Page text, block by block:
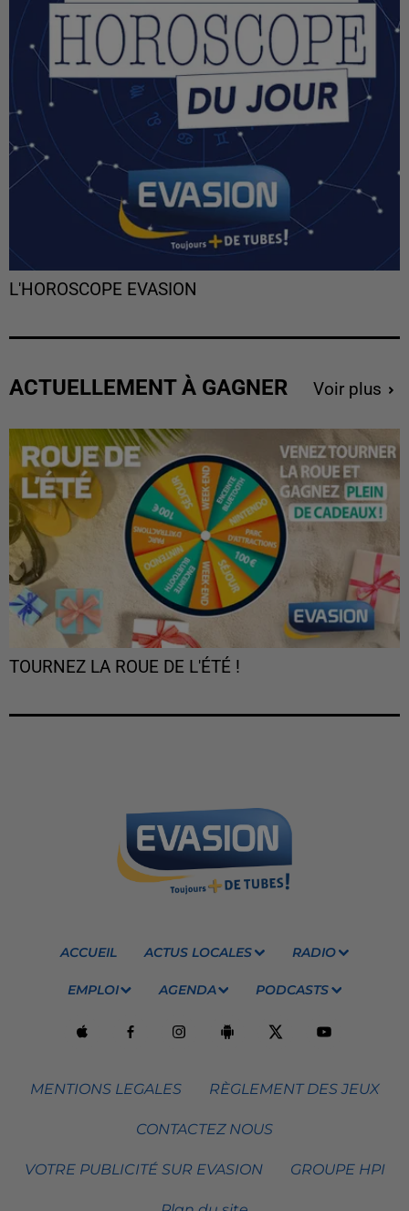
L'HOROSCOPE EVASION
ACTUELLEMENT À GAGNER Voir plus
TOURNEZ LA ROUE DE L'ÉTÉ !
ACCUEIL ACTUS LOCALES RADIO
EMPLOI AGENDA PODCASTS
MENTIONS LEGALES RÈGLEMENT DES JEUX
CONTACTEZ NOUS
VOTRE PUBLICITÉ SUR EVASION GROUPE HPI